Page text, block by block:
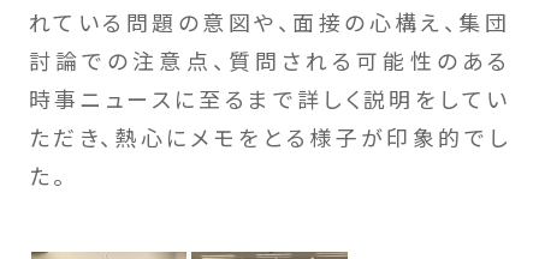
れている問題の意図や、面接の心構え、集団
討論での注意点、質問される可能性のある
時事ニュースに至るまで詳しく説明をしてい
ただき、熱心にメモをとる様子が印象的でし
た。